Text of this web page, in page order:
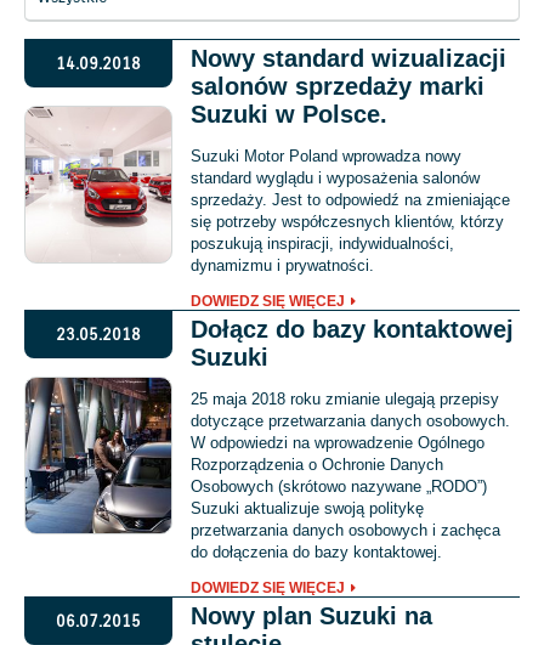
14.09.2018
Nowy standard wizualizacji
salonów sprzedaży marki
Suzuki w Polsce.
Suzuki Motor Poland wprowadza nowy
standard wyglądu i wyposażenia salonów
sprzedaży. Jest to odpowiedź na zmieniające
się potrzeby współczesnych klientów, którzy
poszukują inspiracji, indywidualności,
dynamizmu i prywatności.
DOWIEDZ SIĘ WIĘCEJ
23.05.2018
Dołącz do bazy kontaktowej
Suzuki
25 maja 2018 roku zmianie ulegają przepisy
dotyczące przetwarzania danych osobowych.
W odpowiedzi na wprowadzenie Ogólnego
Rozporządzenia o Ochronie Danych
Osobowych (skrótowo nazywane „RODO”)
Suzuki aktualizuje swoją politykę
przetwarzania danych osobowych i zachęca
do dołączenia do bazy kontaktowej.
DOWIEDZ SIĘ WIĘCEJ
06.07.2015
Nowy plan Suzuki na